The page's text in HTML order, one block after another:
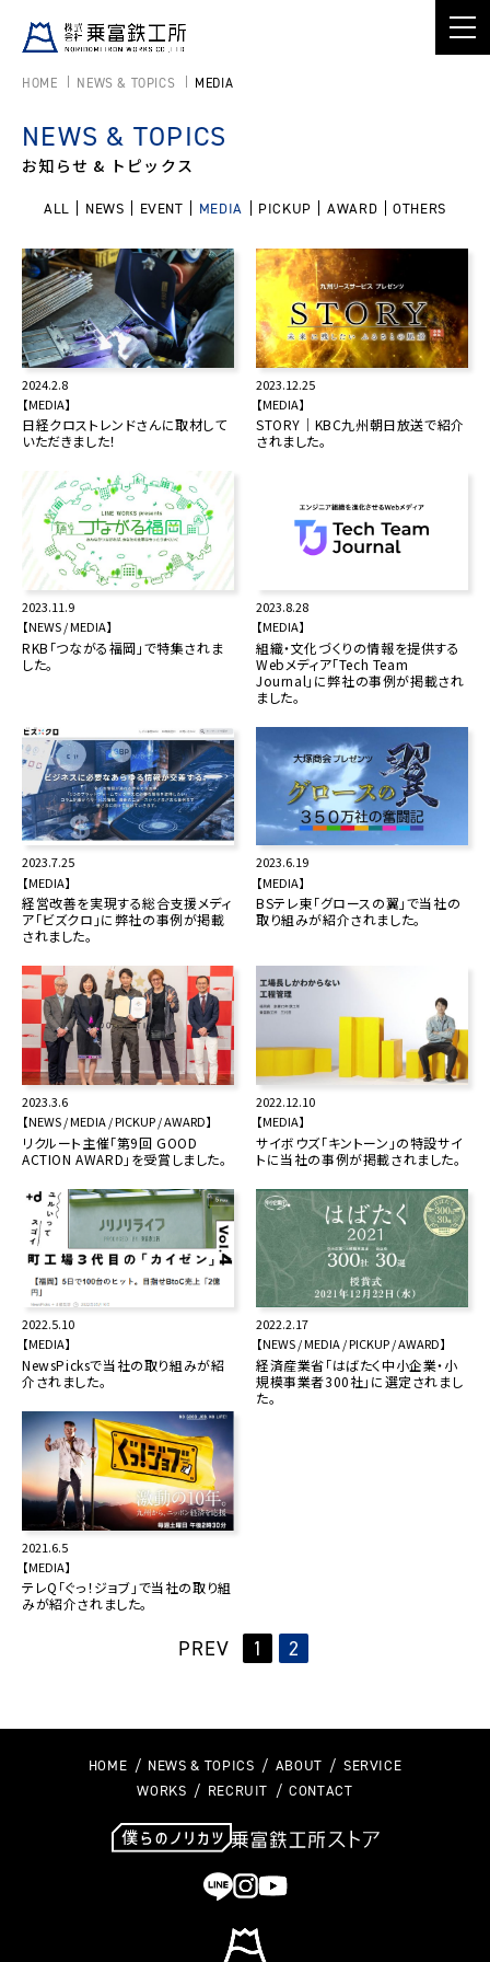
HOME NEWS & TOPICS MEDIA
NEWS & TOPICS
お知らせ & トピックス
ALL NEWS EVENT MEDIA PICKUP AWARD OTHERS
2024.2.8
【MEDIA】
日経クロストレンドさんに取材して
いただきました！
2023.12.25
【MEDIA】
STORY｜KBC九州朝日放送で紹介
されました。
2023.11.9
【NEWS / MEDIA】
RKB「つながる福岡」で特集されま
した。
2023.8.28
【MEDIA】
組織・文化づくりの情報を提供する
Webメディア「Tech Team
Journal」に弊社の事例が掲載され
ました。
2023.7.25
【MEDIA】
経営改善を実現する総合支援メディ
ア「ビズクロ」に弊社の事例が掲載
されました。
2023.6.19
【MEDIA】
BSテレ東「グロースの翼」で当社の
取り組みが紹介されました。
2023.3.6
【NEWS / MEDIA / PICKUP / AWARD】
リクルート主催「第9回 GOOD
ACTION AWARD」を受賞しました。
2022.12.10
【MEDIA】
サイボウズ「キントーン」の特設サイ
トに当社の事例が掲載されました。
2022.5.10
【MEDIA】
NewsPicksで当社の取り組みが紹
介されました。
2022.2.17
【NEWS / MEDIA / PICKUP / AWARD】
経済産業省「はばたく中小企業・小
規模事業者300社」に選定されまし
た。
2021.6.5
【MEDIA】
テレQ「ぐっ！ジョブ」で当社の取り組
みが紹介されました。
PREV 1 2
HOME NEWS & TOPICS ABOUT
SERVICE
WORKS
RECRUIT CONTACT